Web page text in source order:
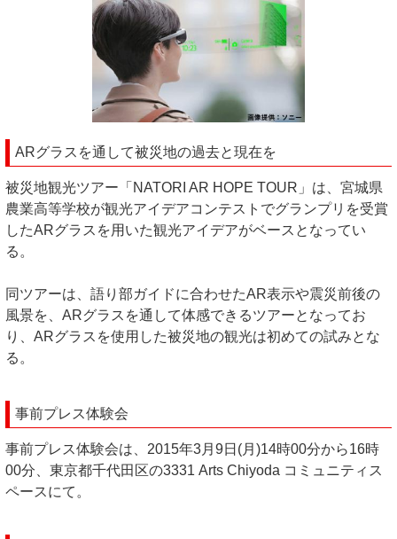
ARグラスを通して被災地の過去と現在を
被災地観光ツアー「NATORI AR HOPE TOUR」は、宮城県
農業高等学校が観光アイデアコンテストでグランプリを受賞
したARグラスを用いた観光アイデアがベースとなってい
る。
同ツアーは、語り部ガイドに合わせたAR表示や震災前後の
風景を、ARグラスを通して体感できるツアーとなってお
り、ARグラスを使用した被災地の観光は初めての試みとな
る。
事前プレス体験会
事前プレス体験会は、2015年3月9日(月)14時00分から16時
00分、東京都千代田区の3331 Arts Chiyoda コミュニティス
ペースにて。